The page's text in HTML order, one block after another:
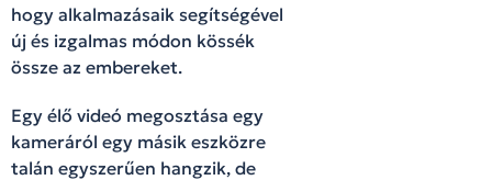
hogy alkalmazásaik segítségével
új és izgalmas módon kössék
össze az embereket.
Egy élő videó megosztása egy
kameráról egy másik eszközre
talán egyszerűen hangzik, de